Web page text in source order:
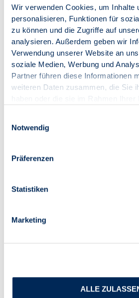
Wir verwenden Cookies, um Inhalte
personalisieren, Funktionen für
zu können und die Zugriffe auf
analysieren. Außerdem geben wir
Verwendung unserer Website an
soziale Medien, Werbung und
Partner führen diese Informationen
weiteren Daten zusammen, die Sie
Notwendig
Präferenzen
Statistiken
Marketing
ALLE
Mitglieder:
0,00 €
Nichtmitglieder:
82,11 €
Dienstleister:
82,11 €
IN DEN WARENKORB
VDIV-
BGH zur
verwalteter